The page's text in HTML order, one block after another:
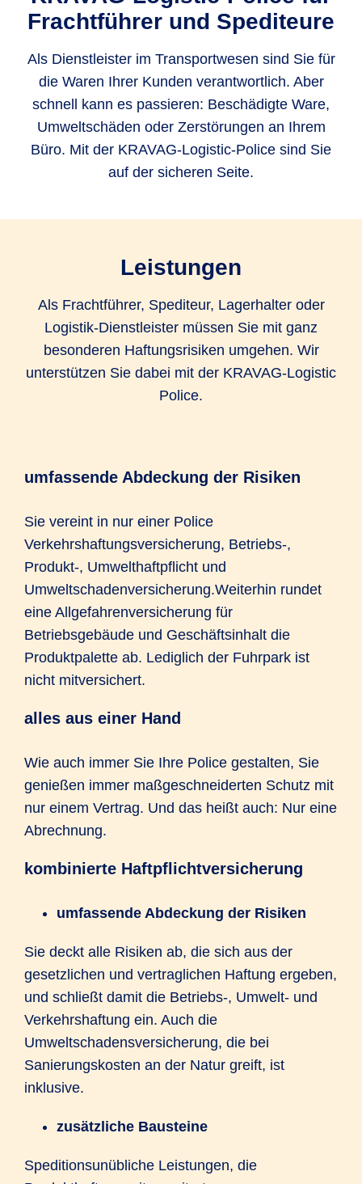
Frachtführer und Spediteure
Als Dienstleister im Transportwesen sind Sie für
die Waren Ihrer Kunden verantwortlich. Aber
schnell kann es passieren: Beschädigte Ware,
Umweltschäden oder Zerstörungen an Ihrem
Büro. Mit der KRAVAG-Logistic-Police sind Sie
auf der sicheren Seite.
Leistungen
Als Frachtführer, Spediteur, Lagerhalter oder
Logistik-Dienstleister müssen Sie mit ganz
besonderen Haftungsrisiken umgehen. Wir
unterstützen Sie dabei mit der KRAVAG-Logistic
Police.
umfassende Abdeckung der Risiken
Sie vereint in nur einer Police
Verkehrshaftungsversicherung, Betriebs-,
Produkt-, Umwelthaftpflicht und
Umweltschadenversicherung.Weiterhin rundet
eine Allgefahrenversicherung für
Betriebsgebäude und Geschäftsinhalt die
Produktpalette ab. Lediglich der Fuhrpark ist
nicht mitversichert.
alles aus einer Hand
Wie auch immer Sie Ihre Police gestalten, Sie
genießen immer maßgeschneiderten Schutz mit
nur einem Vertrag. Und das heißt auch: Nur eine
Abrechnung.
kombinierte Haftpflichtversicherung
umfassende Abdeckung der Risiken
Sie deckt alle Risiken ab, die sich aus der
gesetzlichen und vertraglichen Haftung ergeben,
und schließt damit die Betriebs-, Umwelt- und
Verkehrshaftung ein. Auch die
Umweltschadensversicherung, die bei
Sanierungskosten an der Natur greift, ist
inklusive.
zusätzliche Bausteine
Speditionsunübliche Leistungen, die